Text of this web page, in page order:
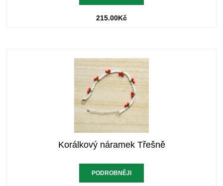
215.00Kč
Korálkový náramek Třešně
PODROBNĚJI